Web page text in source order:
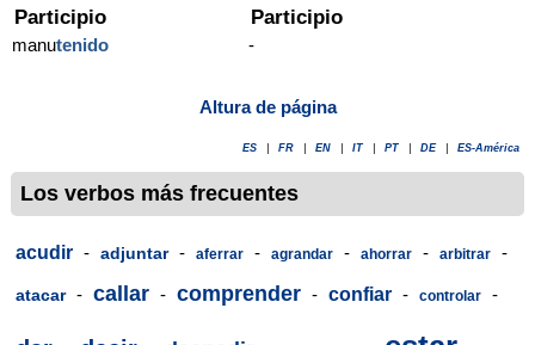
Participio
manutenido
Participio
-
Altura de página
ES FR EN IT PT DE ES-América
Los verbos más frecuentes
acudir - adjuntar - aferrar - agrandar - ahorrar - arbitrar -
atacar - callar - comprender - confiar - controlar -